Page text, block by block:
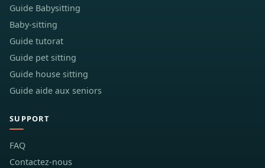
Guide Babysitting
Baby-sitting
Guide tutorat
Guide pet sitting
Guide house sitting
Guide aide aux seniors
SUPPORT
FAQ
Contactez-nous